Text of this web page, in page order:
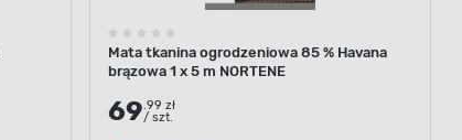
Mata tkanina ogrodzeniowa 85 % Havana
brązowa 1 x 5 m NORTENE
69.99 zł
/ szt.